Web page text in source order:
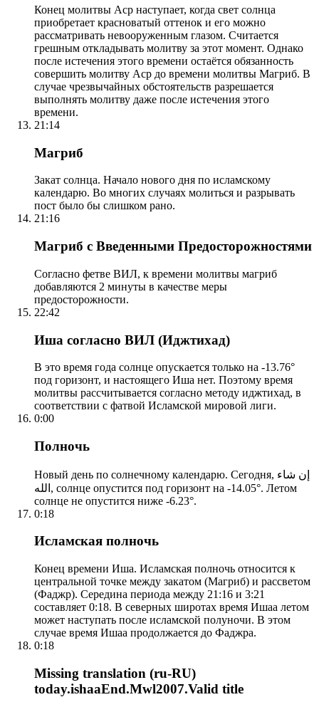
Конец молитвы Аср наступает, когда свет солнца
приобретает красноватый оттенок и его можно
рассматривать невооруженным глазом. Считается
грешным откладывать молитву за этот момент. Однако
после истечения этого времени остаётся обязанность
совершить молитву Аср до времени молитвы Магриб. В
случае чрезвычайных обстоятельств разрешается
выполнять молитву даже после истечения этого
времени.
21:14
Магриб
Закат солнца. Начало нового дня по исламскому
календарю. Во многих случаях молиться и разрывать
пост было бы слишком рано.
21:16
Магриб с Введенными Предосторожностями
Согласно фетве ВИЛ, к времени молитвы магриб
добавляются 2 минуты в качестве меры
предосторожности.
22:42
Иша согласно ВИЛ (Иджтихад)
В это время года солнце опускается только на -13.76°
под горизонт, и настоящего Иша нет. Поэтому время
молитвы рассчитывается согласно методу иджтихад, в
соответствии с фатвой Исламской мировой лиги.
0:00
Полночь
Новый день по солнечному календарю. Сегодня, إن شاء
الله, солнце опустится под горизонт на -14.05°. Летом
солнце не опустится ниже -6.23°.
0:18
Исламская полночь
Конец времени Иша. Исламская полночь относится к
центральной точке между закатом (Магриб) и рассветом
(Фаджр). Середина периода между 21:16 и 3:21
составляет 0:18. В северных широтах время Ишаа летом
может наступать после исламской полуночи. В этом
случае время Ишаа продолжается до Фаджра.
0:18
Missing translation (ru-RU)
today.ishaaEnd.Mwl2007.Valid title